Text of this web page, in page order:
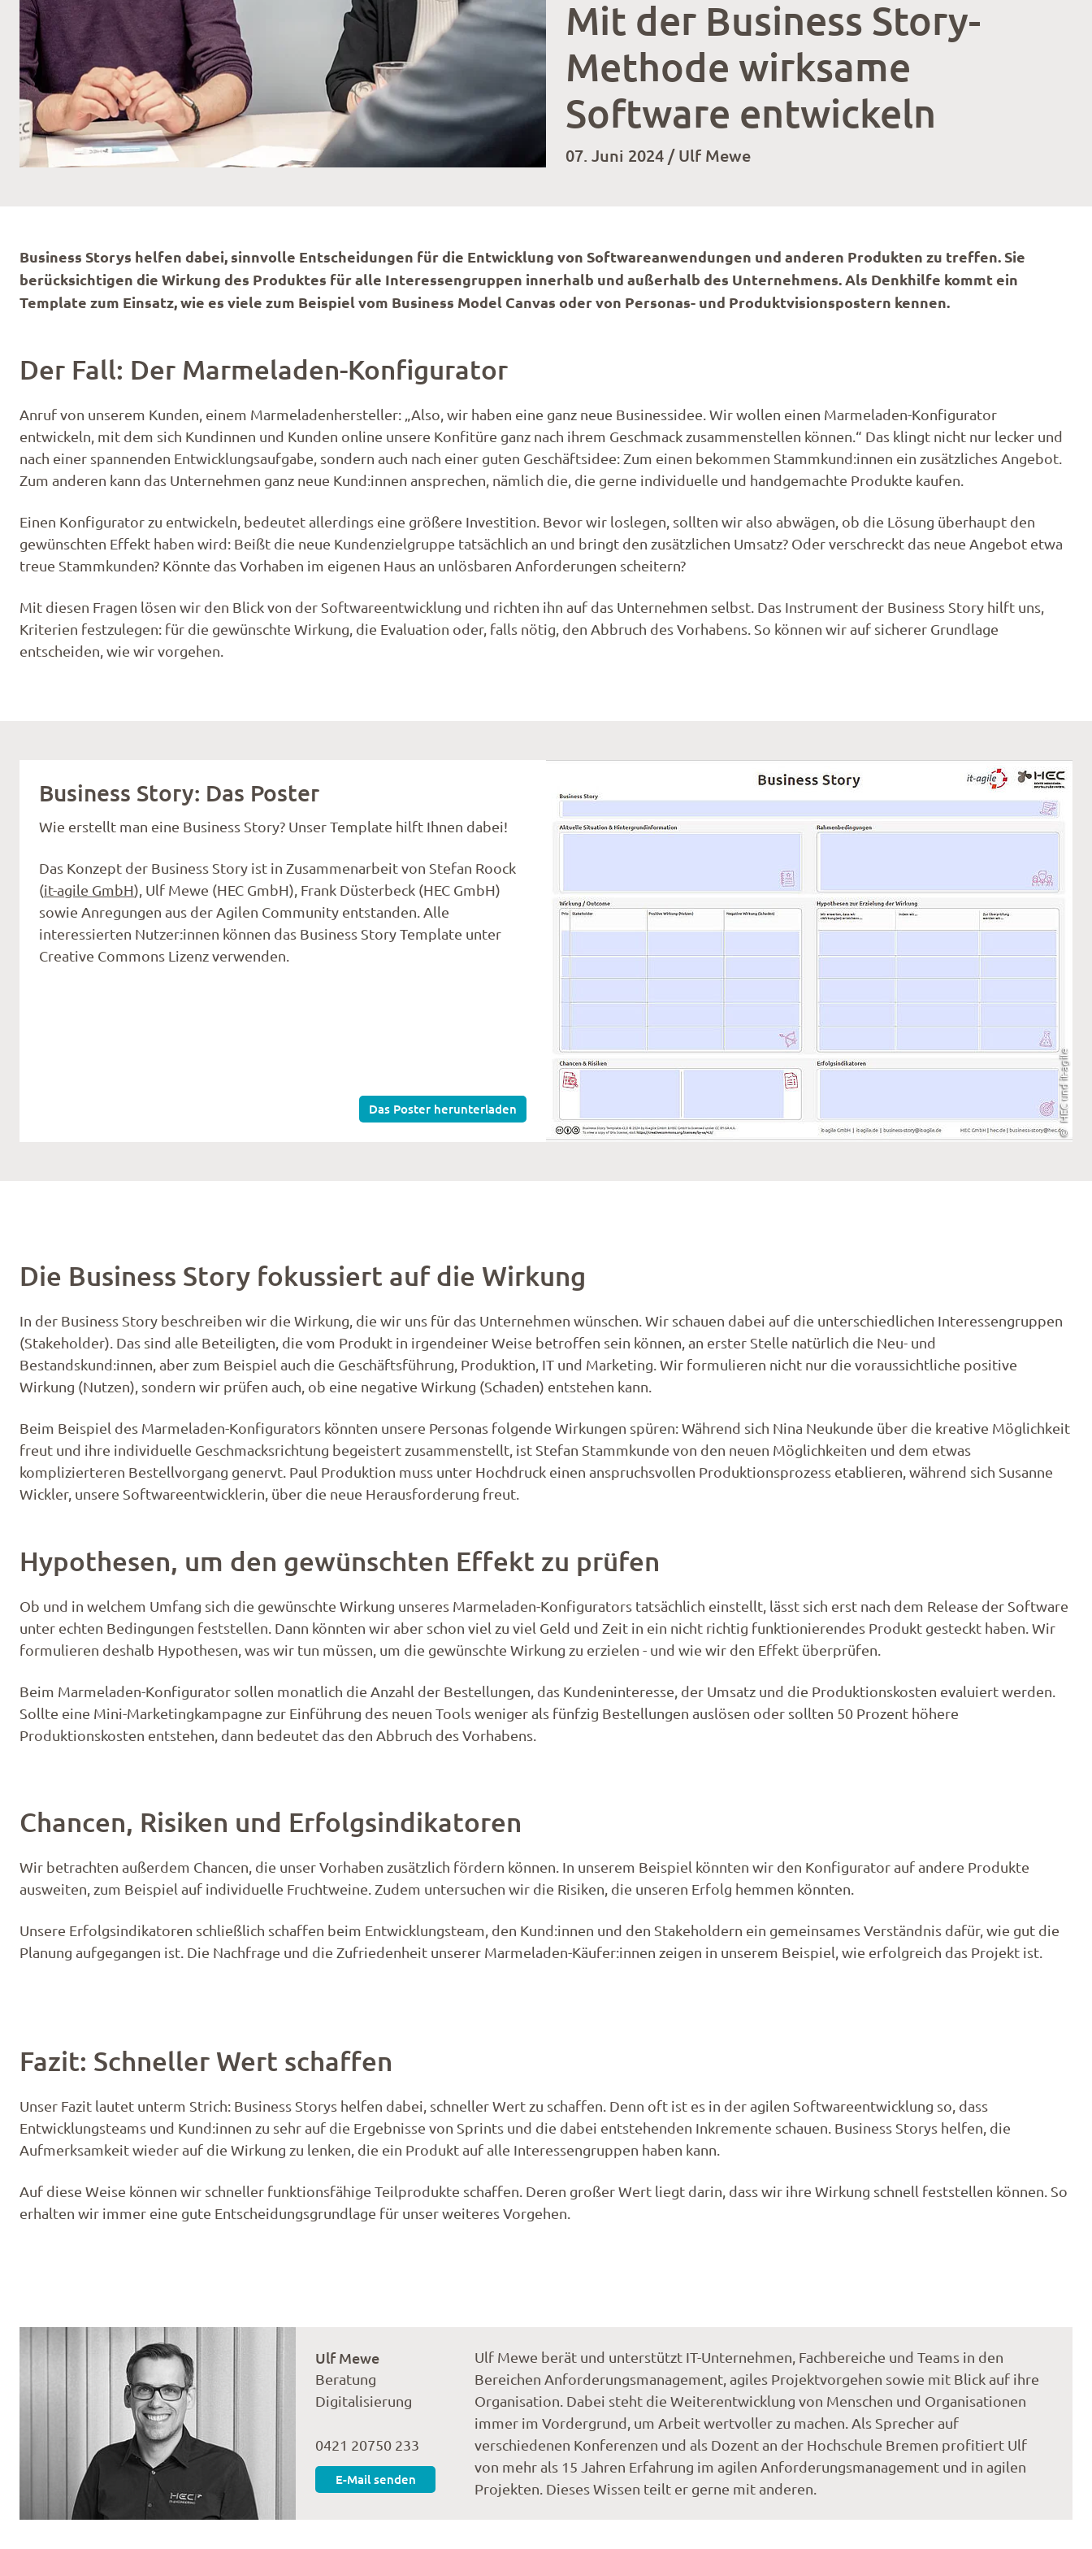
Mit der Business Story-
Methode wirksame
Software entwickeln
07. Juni 2024 / Ulf Mewe
Business Storys helfen dabei, sinnvolle Entscheidungen für die Entwicklung von Softwareanwendungen und anderen Produkten zu treffen. Sie
berücksichtigen die Wirkung des Produktes für alle Interessengruppen innerhalb und außerhalb des Unternehmens. Als Denkhilfe kommt ein
Template zum Einsatz, wie es viele zum Beispiel vom Business Model Canvas oder von Personas- und Produktvisionspostern kennen.
Der Fall: Der Marmeladen-Konfigurator
Anruf von unserem Kunden, einem Marmeladenhersteller: „Also, wir haben eine ganz neue Businessidee. Wir wollen einen Marmeladen-Konfigurator
entwickeln, mit dem sich Kundinnen und Kunden online unsere Konfitüre ganz nach ihrem Geschmack zusammenstellen können.“ Das klingt nicht nur lecker und
nach einer spannenden Entwicklungsaufgabe, sondern auch nach einer guten Geschäftsidee: Zum einen bekommen Stammkund:innen ein zusätzliches Angebot.
Zum anderen kann das Unternehmen ganz neue Kund:innen ansprechen, nämlich die, die gerne individuelle und handgemachte Produkte kaufen.
Einen Konfigurator zu entwickeln, bedeutet allerdings eine größere Investition. Bevor wir loslegen, sollten wir also abwägen, ob die Lösung überhaupt den
gewünschten Effekt haben wird: Beißt die neue Kundenzielgruppe tatsächlich an und bringt den zusätzlichen Umsatz? Oder verschreckt das neue Angebot etwa
treue Stammkunden? Könnte das Vorhaben im eigenen Haus an unlösbaren Anforderungen scheitern?
Mit diesen Fragen lösen wir den Blick von der Softwareentwicklung und richten ihn auf das Unternehmen selbst. Das Instrument der Business Story hilft uns,
Kriterien festzulegen: für die gewünschte Wirkung, die Evaluation oder, falls nötig, den Abbruch des Vorhabens. So können wir auf sicherer Grundlage
entscheiden, wie wir vorgehen.
Business Story: Das Poster
Wie erstellt man eine Busi­ness Story? Unser Template hilft Ihnen dabei!
Das Konzept der Business Story ist in Zusammenarbeit von Stefan Roock
(it-agile GmbH), Ulf Mewe (HEC GmbH), Frank Düsterbeck (HEC GmbH)
sowie Anregungen aus der Agilen Community entstanden. Alle
interessierten Nutzer:innen können das Business Story Template unter
Creative Commons Lizenz verwenden.
Das Poster herunterladen
Die Business Story fokussiert auf die Wirkung
In der Business Story beschreiben wir die Wirkung, die wir uns für das Unternehmen wünschen. Wir schauen dabei auf die unterschiedlichen Interessengruppen
(Stakeholder). Das sind alle Beteiligten, die vom Produkt in irgendeiner Weise betroffen sein können, an erster Stelle natürlich die Neu- und
Bestandskund:innen, aber zum Beispiel auch die Geschäftsführung, Produktion, IT und Marketing. Wir formulieren nicht nur die voraussichtliche positive
Wirkung (Nutzen), sondern wir prüfen auch, ob eine negative Wirkung (Schaden) entstehen kann.
Beim Beispiel des Marmeladen-Konfigurators könnten unsere Personas folgende Wirkungen spüren: Während sich Nina Neukunde über die kreative Möglichkeit
freut und ihre individuelle Geschmacksrichtung begeistert zusammenstellt, ist Stefan Stammkunde von den neuen Möglichkeiten und dem etwas
komplizierteren Bestellvorgang genervt. Paul Produktion muss unter Hochdruck einen anspruchsvollen Produktionsprozess etablieren, während sich Susanne
Wickler, unsere Softwareentwicklerin, über die neue Herausforderung freut.
Hypothesen, um den gewünschten Effekt zu prüfen
Ob und in welchem Umfang sich die gewünschte Wirkung unseres Marmeladen-Konfigurators tatsächlich einstellt, lässt sich erst nach dem Release der Software
unter echten Bedingungen feststellen. Dann könnten wir aber schon viel zu viel Geld und Zeit in ein nicht richtig funktionierendes Produkt gesteckt haben. Wir
formulieren deshalb Hypothesen, was wir tun müssen, um die gewünschte Wirkung zu erzielen - und wie wir den Effekt überprüfen.
Beim Marmeladen-Konfigurator sollen monatlich die Anzahl der Bestellungen, das Kundeninteresse, der Umsatz und die Produktionskosten evaluiert werden.
Sollte eine Mini-Marketingkampagne zur Einführung des neuen Tools weniger als fünfzig Bestellungen auslösen oder sollten 50 Prozent höhere
Produktionskosten entstehen, dann bedeutet das den Abbruch des Vorhabens.
Chancen, Risiken und Erfolgsindikatoren
Wir betrachten außerdem Chancen, die unser Vorhaben zusätzlich fördern können. In unserem Beispiel könnten wir den Konfigurator auf andere Produkte
ausweiten, zum Beispiel auf individuelle Fruchtweine. Zudem untersuchen wir die Risiken, die unseren Erfolg hemmen könnten.
Unsere Erfolgsindikatoren schließlich schaffen beim Entwicklungsteam, den Kund:innen und den Stakeholdern ein gemeinsames Verständnis dafür, wie gut die
Planung aufgegangen ist. Die Nachfrage und die Zufriedenheit unserer Marmeladen-Käufer:innen zeigen in unserem Beispiel, wie erfolgreich das Projekt ist.
Fazit: Schneller Wert schaffen
Unser Fazit lautet unterm Strich: Business Storys helfen dabei, schneller Wert zu schaffen. Denn oft ist es in der agilen Softwareentwicklung so, dass
Entwicklungsteams und Kund:innen zu sehr auf die Ergebnisse von Sprints und die dabei entstehenden Inkremente schauen. Business Storys helfen, die
Aufmerksamkeit wieder auf die Wirkung zu lenken, die ein Produkt auf alle Interessengruppen haben kann.
Auf diese Weise können wir schneller funktionsfähige Teilprodukte schaffen. Deren großer Wert liegt darin, dass wir ihre Wirkung schnell feststellen können. So
erhalten wir immer eine gute Entscheidungsgrundlage für unser weiteres Vorgehen.
Ulf Mewe
Beratung
Digitalisierung
0421 20750 233
E-Mail senden
Ulf Mewe berät und unterstützt IT-Unternehmen, Fachbereiche und Teams in den
Bereichen Anforderungsmanagement, agiles Projektvorgehen sowie mit Blick auf ihre
Organisation. Dabei steht die Weiterentwicklung von Menschen und Organisationen
immer im Vordergrund, um Arbeit wertvoller zu machen. Als Sprecher auf
verschiedenen Konferenzen und als Dozent an der Hochschule Bremen profitiert Ulf
von mehr als 15 Jahren Erfahrung im agilen Anforderungsmanagement und in agilen
Projekten. Dieses Wissen teilt er gerne mit anderen.